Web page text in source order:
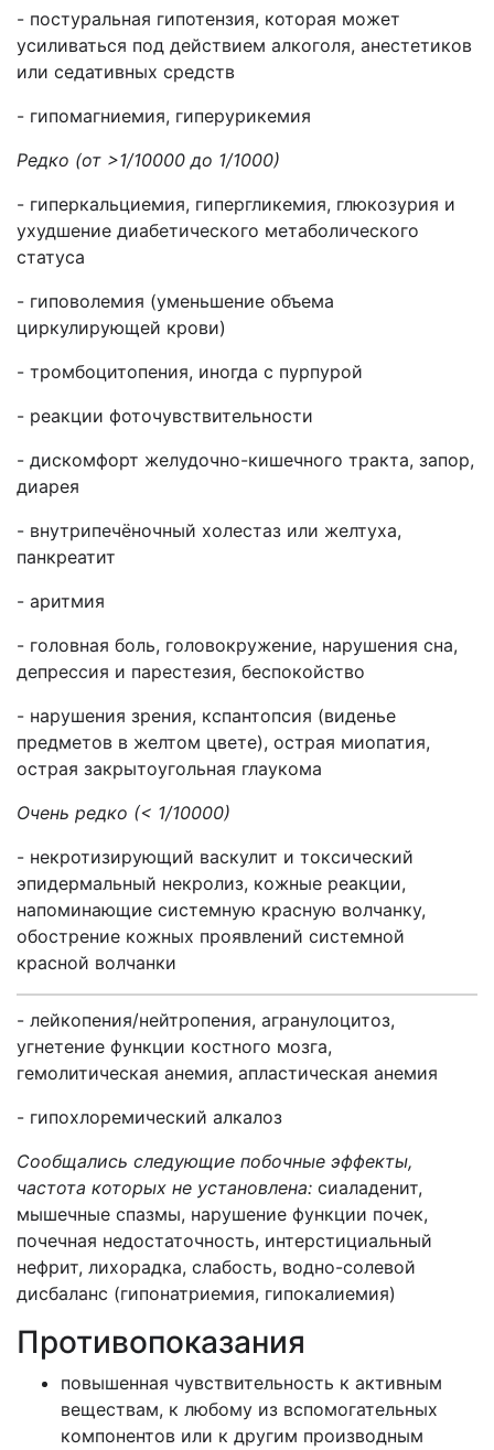
- постуральная гипотензия, которая может
усиливаться под действием алкоголя, анестетиков
или седативных средств
- гипомагниемия, гиперурикемия
Редко (от >1/10000 до 1/1000)
- гиперкальциемия, гипергликемия, глюкозурия и
ухудшение диабетического метаболического
статуса
- гиповолемия (уменьшение объема
циркулирующей крови)
- тромбоцитопения, иногда с пурпурой
- реакции фоточувствительности
- дискомфорт желудочно-кишечного тракта, запор,
диарея
- внутрипечёночный холестаз или желтуха,
панкреатит
- аритмия
- головная боль, головокружение, нарушения сна,
депрессия и парестезия, беспокойство
- нарушения зрения, кспантопсия (виденье
предметов в желтом цвете), острая миопатия,
острая закрытоугольная глаукома
Очень редко (< 1/10000)
- некротизирующий васкулит и токсический
эпидермальный некролиз, кожные реакции,
напоминающие системную красную волчанку,
обострение кожных проявлений системной
красной волчанки
- лейкопения/нейтропения, агранулоцитоз,
угнетение функции костного мозга,
гемолитическая анемия, апластическая анемия
- гипохлоремический алкалоз
Сообщались следующие побочные эффекты,
частота которых не установлена: сиаладенит,
мышечные спазмы, нарушение функции почек,
почечная недостаточность, интерстициальный
нефрит, лихорадка, слабость, водно-солевой
дисбаланс (гипонатриемия, гипокалиемия)
Противопоказания
повышенная чувствительность к активным
веществам, к любому из вспомогательных
компонентов или к другим производным